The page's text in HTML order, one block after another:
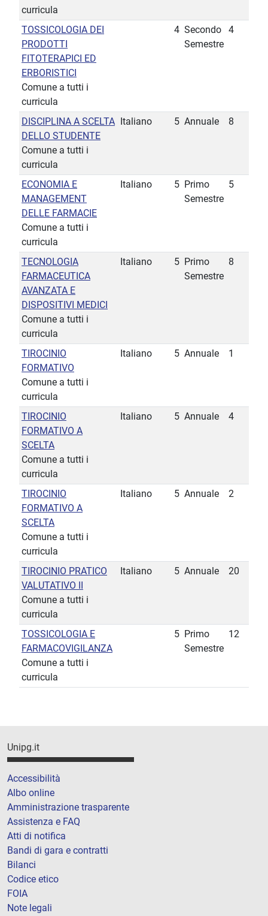
curricula
TOSSICOLOGIA DEI
PRODOTTI
FITOTERAPICI ED
ERBORISTICI
Comune a tutti i
curricula
4 Secondo
Semestre
4
DISCIPLINA A SCELTA
DELLO STUDENTE
Comune a tutti i
curricula
Italiano 5 Annuale 8
ECONOMIA E
MANAGEMENT
DELLE FARMACIE
Comune a tutti i
curricula
Italiano 5 Primo
Semestre
5
TECNOLOGIA
FARMACEUTICA
AVANZATA E
DISPOSITIVI MEDICI
Comune a tutti i
curricula
Italiano 5 Primo
Semestre
8
TIROCINIO
FORMATIVO
Comune a tutti i
curricula
Italiano 5 Annuale 1
TIROCINIO
FORMATIVO A
SCELTA
Comune a tutti i
curricula
Italiano 5 Annuale 4
TIROCINIO
FORMATIVO A
SCELTA
Comune a tutti i
curricula
Italiano 5 Annuale 2
TIROCINIO PRATICO
VALUTATIVO II
Comune a tutti i
curricula
Italiano 5 Annuale 20
TOSSICOLOGIA E
FARMACOVIGILANZA
Comune a tutti i
curricula
5 Primo
Semestre
12
Unipg.it
Accessibilità
Albo online
Amministrazione trasparente
Assistenza e FAQ
Atti di notifica
Bandi di gara e contratti
Bilanci
Codice etico
FOIA
Note legali